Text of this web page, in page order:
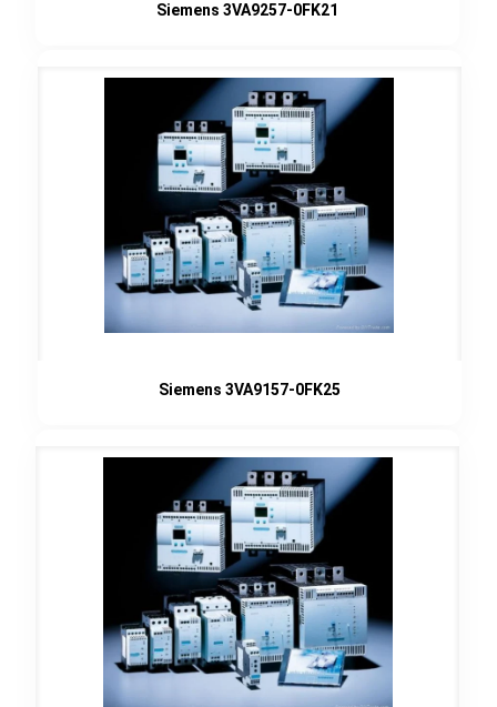
Siemens 3VA9257-0FK21
Siemens 3VA9157-0FK25